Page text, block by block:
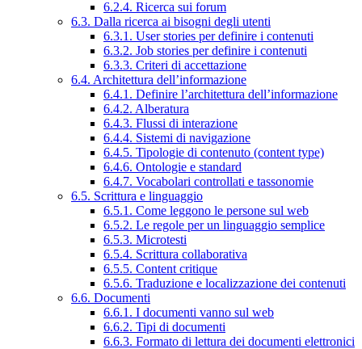
6.2.4. Ricerca sui forum
6.3. Dalla ricerca ai bisogni degli utenti
6.3.1. User stories per definire i contenuti
6.3.2. Job stories per definire i contenuti
6.3.3. Criteri di accettazione
6.4. Architettura dell’informazione
6.4.1. Definire l’architettura dell’informazione
6.4.2. Alberatura
6.4.3. Flussi di interazione
6.4.4. Sistemi di navigazione
6.4.5. Tipologie di contenuto (content type)
6.4.6. Ontologie e standard
6.4.7. Vocabolari controllati e tassonomie
6.5. Scrittura e linguaggio
6.5.1. Come leggono le persone sul web
6.5.2. Le regole per un linguaggio semplice
6.5.3. Microtesti
6.5.4. Scrittura collaborativa
6.5.5. Content critique
6.5.6. Traduzione e localizzazione dei contenuti
6.6. Documenti
6.6.1. I documenti vanno sul web
6.6.2. Tipi di documenti
6.6.3. Formato di lettura dei documenti elettronici